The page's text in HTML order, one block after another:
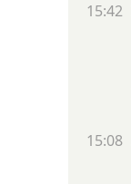
15:42
15:08